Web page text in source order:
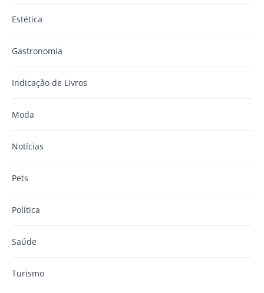
Estética
Gastronomia
Indicação de Livros
Moda
Notícias
Pets
Política
Saúde
Turismo